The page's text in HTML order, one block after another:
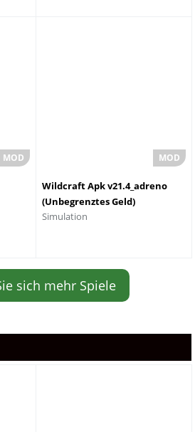
Wildcraft Apk v21.4_adreno
(Unbegrenztes Geld)
Simulation
sich mehr Spiele